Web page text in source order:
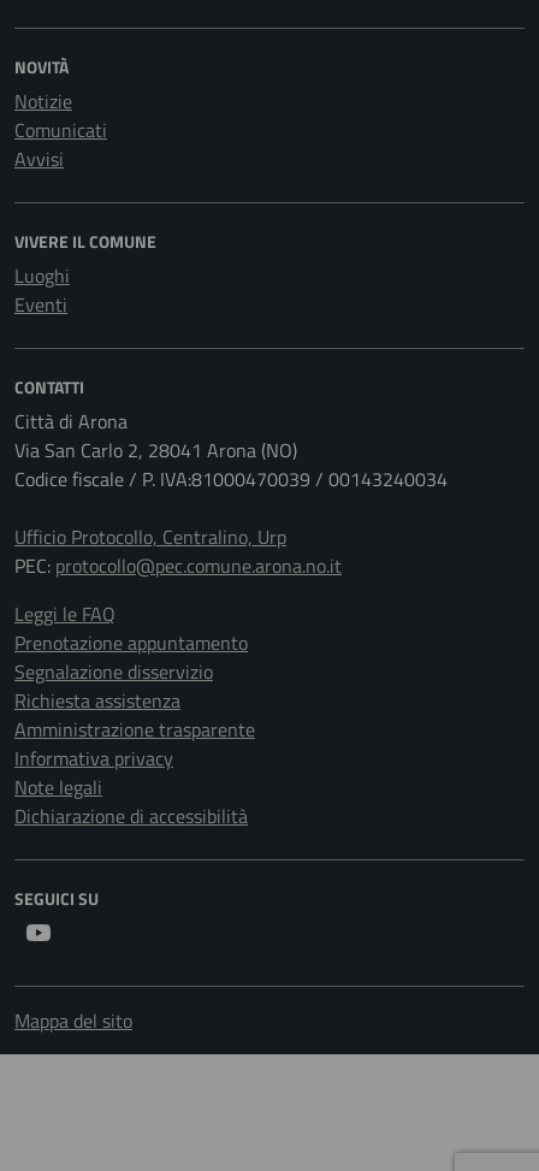
NOVITÀ
Notizie
Comunicati
Avvisi
VIVERE IL COMUNE
Luoghi
Eventi
CONTATTI
Città di Arona
Via San Carlo 2, 28041 Arona (NO)
Codice fiscale / P. IVA:81000470039 / 00143240034
Ufficio Protocollo, Centralino, Urp
PEC: protocollo@pec.comune.arona.no.it
Leggi le FAQ
Prenotazione appuntamento
Segnalazione disservizio
Richiesta assistenza
Amministrazione trasparente
Informativa privacy
Note legali
Dichiarazione di accessibilità
SEGUICI SU
Mappa del sito